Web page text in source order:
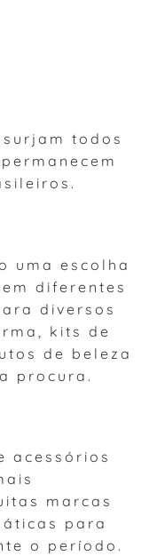
todos
uma escolha
diferentes
diversos
kits de
de beleza
procura.
acessórios
marcas
para
o período.